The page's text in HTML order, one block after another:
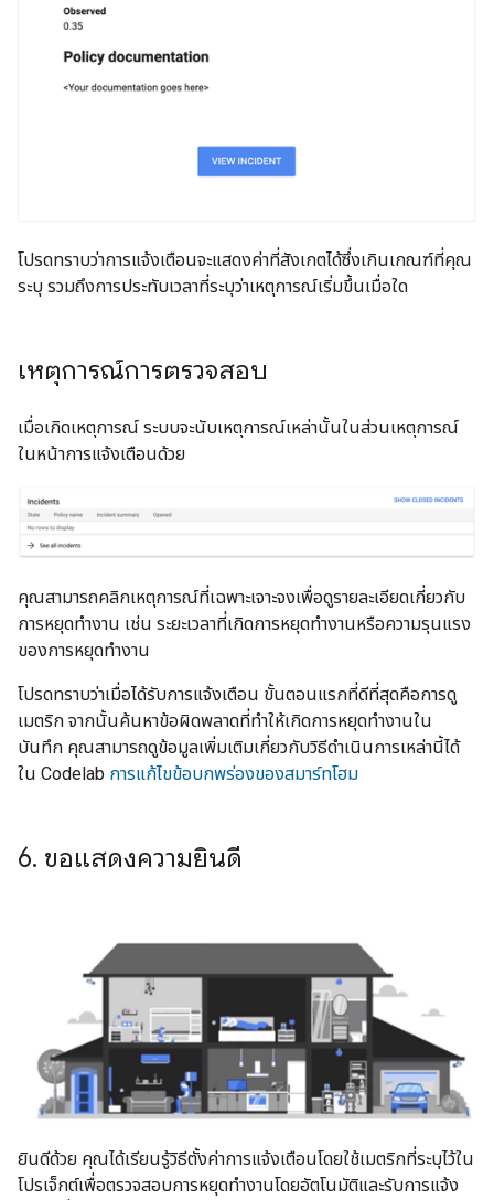
โปรดทราบว่าการแจ้งเตือนจะแสดงค่าที่สังเกตได้ซึ่งเกินเกณฑ์ที่คุณ
ระบุ รวมถึงการประทับเวลาที่ระบุว่าเหตุการณ์เริ่มขึ้นเมื่อใด
เหตุการณ์การตรวจสอบ
เมื่อเกิดเหตุการณ์ ระบบจะนับเหตุการณ์เหล่านั้นในส่วนเหตุการณ์
ในหน้าการแจ้งเตือนด้วย
คุณสามารถคลิกเหตุการณ์ที่เฉพาะเจาะจงเพื่อดูรายละเอียดเกี่ยวกับ
การหยุดทำงาน เช่น ระยะเวลาที่เกิดการหยุดทำงานหรือความรุนแรง
ของการหยุดทำงาน
โปรดทราบว่าเมื่อได้รับการแจ้งเตือน ขั้นตอนแรกที่ดีที่สุดคือการดู
เมตริก จากนั้นค้นหาข้อผิดพลาดที่ทำให้เกิดการหยุดทำงานใน
บันทึก คุณสามารถดูข้อมูลเพิ่มเติมเกี่ยวกับวิธีดำเนินการเหล่านี้ได้
ใน Codelab การแก้ไขข้อบกพร่องของสมาร์ทโฮม
6. ขอแสดงความยินดี
ยินดีด้วย คุณได้เรียนรู้วิธีตั้งค่าการแจ้งเตือนโดยใช้เมตริกที่ระบุไว้ใน
โปรเจ็กต์เพื่อตรวจสอบการหยุดทำงานโดยอัตโนมัติและรับการแจ้ง